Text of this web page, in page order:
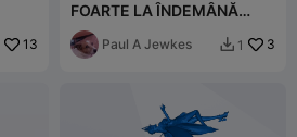
13
FOARTE LA ÎNDEMÂNĂ
PENTRU A AVEA
MULȚUMESC U LA TIP
IMPRIMANTĂ 4 ACEST
Paul A Jewkes  1 3